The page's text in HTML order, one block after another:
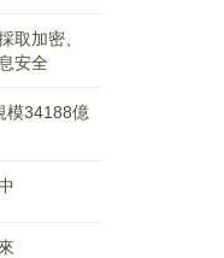
取加密、
安全
模34188億